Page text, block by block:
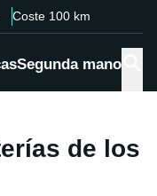
Coste 100 km
Segunda mano
de los